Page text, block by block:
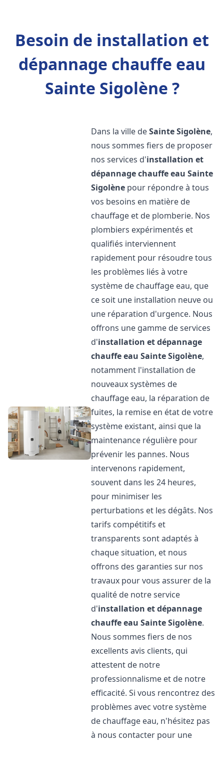
Besoin de installation et
dépannage chauffe eau
Sainte Sigolène ?
Dans la ville deSainte Sigolène,
nous sommes fiers de proposer
nos services d'installation et
dépannage chauffe eau Sainte
Sigolène pour répondre à tous
vos besoins en matière de
chauffage et de plomberie. Nos
plombiers expérimentés et
qualifiés interviennent
rapidement pour résoudre tous
les problèmes liés à votre
système de chauffage eau, que
ce soit une installation neuve ou
une réparation d'urgence. Nous
offrons une gamme de services
d'installation et dépannage
chauffe eau Sainte Sigolène,
notamment l'installation de
nouveaux systèmes de
chauffage eau, la réparation de
fuites, la remise en état de votre
système existant, ainsi que la
maintenance régulière pour
prévenir les pannes. Nous
intervenons rapidement,
souvent dans les 24 heures,
pour minimiser les
perturbations et les dégâts. Nos
tarifs compétitifs et
transparents sont adaptés à
chaque situation, et nous
offrons des garanties sur nos
travaux pour vous assurer de la
qualité de notre service
d'installation et dépannage
chauffe eau Sainte Sigolène.
Nous sommes fiers de nos
excellents avis clients, qui
attestent de notre
professionnalisme et de notre
efficacité. Si vous rencontrez des
problèmes avec votre système
de chauffage eau, n'hésitez pas
à nous contacter pour une